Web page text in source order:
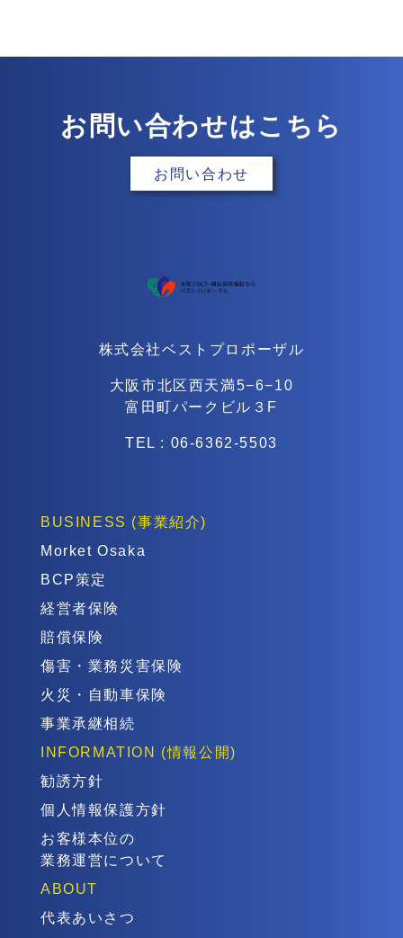
お問い合わせはこちら
お問い合わせ
株式会社ベストプロポーザル
大阪市北区西天満5−6−10
富田町パークビル３F
TEL : 06-6362-5503
BUSINESS (事業紹介)
Morket Osaka
BCP策定
経営者保険
賠償保険
傷害・業務災害保険
火災・自動車保険
事業承継相続
INFORMATION (情報公開)
勧誘方針
個人情報保護方針
お客様本位の
業務運営について
ABOUT
代表あいさつ